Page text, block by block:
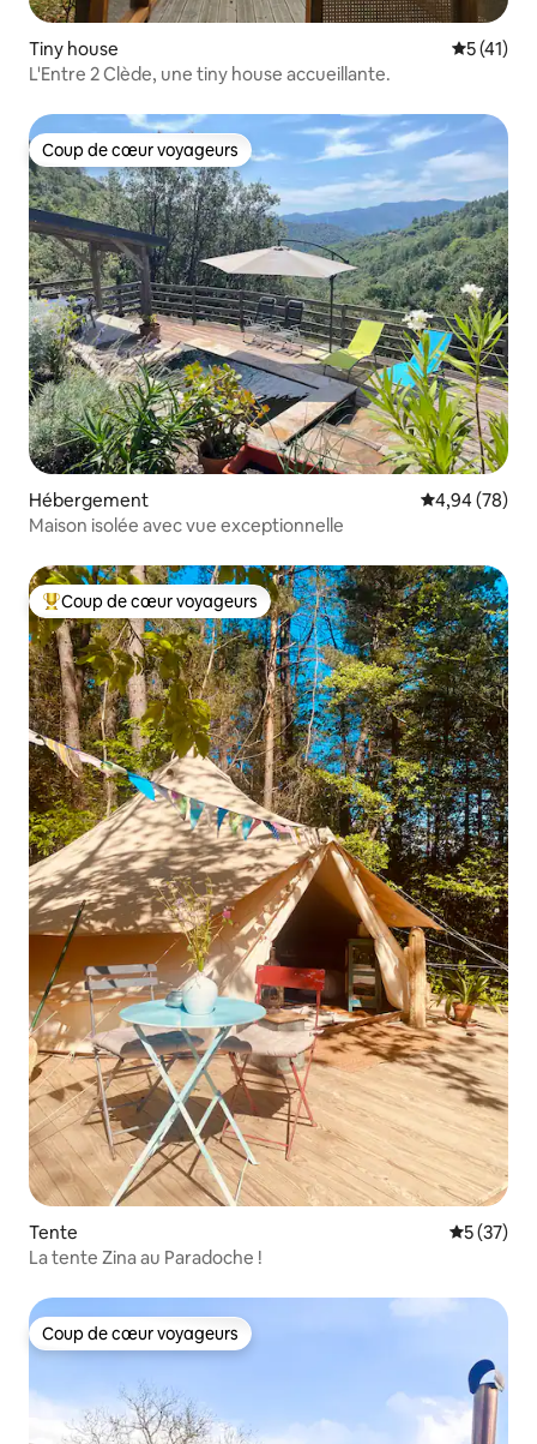
Tiny house
5 (41)
L'Entre 2 Clède, une tiny house accueillante.
Coup de cœur voyageurs
Coup de cœur voyageurs
Hébergement Évaluation
4,94 (78)
Maison isolée avec vue exceptionnelle
Coups de cœur voyageurs les plus appréciés
Coup de cœur voyageurs
Tente
5 (37)
La tente Zina au Paradoche !
Coup de cœur voyageurs
Coup de cœur voyageurs